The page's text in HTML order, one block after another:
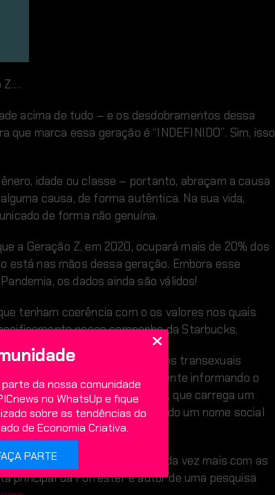
Z….
acima de tudo – e os desdobramentos dessa
marca essa geração é “INDEFINIDO”. Sim, isso
idade ou classe – portanto, abraçam a causa
causa, de forma autêntica. Na sua vida,
de forma não genuína.
a Geração Z, em 2020, ocupará mais de 20% dos
está nas mãos dessa geração. Embora esse
os dados ainda são válidos!
tenham coerência com o os valores nos quais
nessa campanha da Starbucks.
apoio da organização de jovens transexuais
na cadeia de cafeterias: o cliente informando o
pedidos… Momento simbólico, que carrega um
nomes de registro, escolhendo um nome social
e essência.
continua a se fortalecer cada vez mais com as
principal da Forrester e autor de uma pesquisa
parte da nossa comunidade
no WhatsUp e fique
sobre as tendências do
de Economia Criativa.
PARTE